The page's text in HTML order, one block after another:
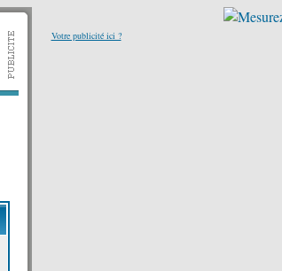
Votre publicité ici ?